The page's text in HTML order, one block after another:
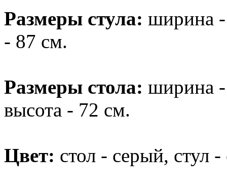
Размеры стула: ширина -
- 87 см.
Размеры стола: ширина -
высота - 72 см.
Цвет: стол - серый, стул